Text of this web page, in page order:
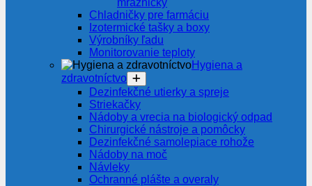
mrazničky
Chladničky pre farmáciu
Izotermické tašky a boxy
Výrobníky ľadu
Monitorovanie teploty
Hygiena a
zdravotníctvo
Dezinfekčné utierky a spreje
Striekačky
Nádoby a vrecia na biologický odpad
Chirurgické nástroje a pomôcky
Dezinfekčné samolepiace rohože
Nádoby na moč
Návleky
Ochranné plášte a overaly